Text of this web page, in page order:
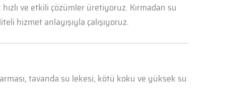
ve etkili çözümler üretiyoruz. Kırmadan su
hizmet anlayışıyla çalışıyoruz.
tavanda su lekesi, kötü koku ve yüksek su